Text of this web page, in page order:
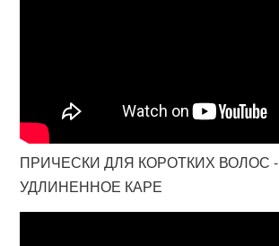
ПРИЧЕСКИ ДЛЯ КОРОТКИХ ВОЛОС -
УДЛИНЕННОЕ КАРЕ